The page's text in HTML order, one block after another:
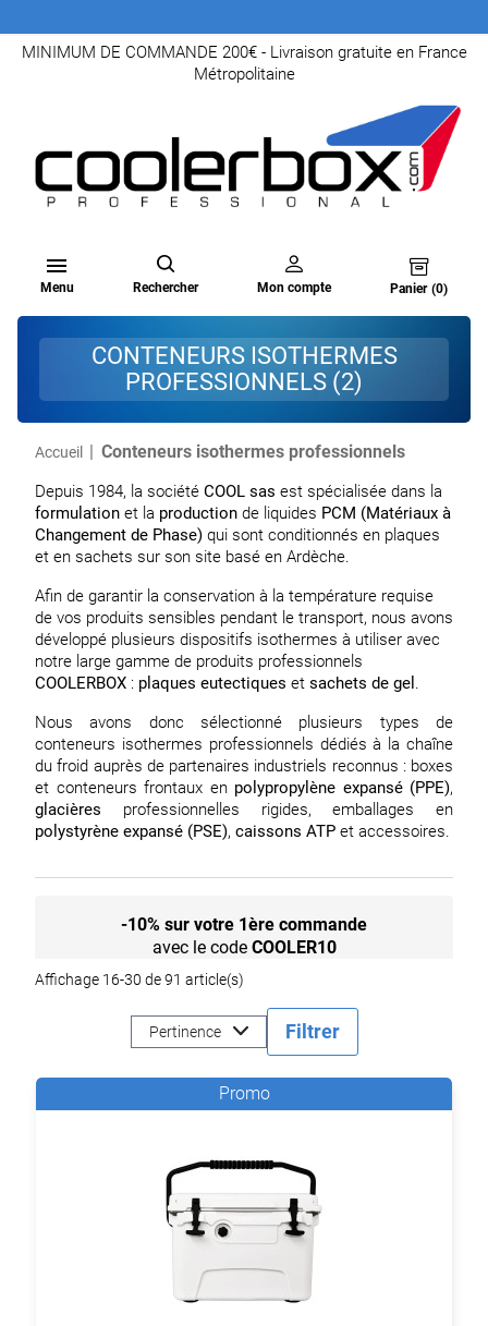
MINIMUM DE COMMANDE 200€ - Livraison gratuite en France
Métropolitaine

Menu Rechercher Mon compte Panier (0)
CONTENEURS ISOTHERMES
PROFESSIONNELS (2)
Accueil Conteneurs isothermes professionnels
Depuis 1984, la société COOL sas est spécialisée dans la
formulation et la production de liquides PCM (Matériaux à
Changement de Phase) qui sont conditionnés en plaques
et en sachets sur son site basé en Ardèche.
Afin de garantir la conservation à la température requise
de vos produits sensibles pendant le transport, nous avons
développé plusieurs dispositifs isothermes à utiliser avec
notre large gamme de produits professionnels
COOLERBOX : plaques eutectiques et sachets de gel .
Nous avons donc sélectionné plusieurs types de
conteneurs isothermes professionnels dédiés à la chaîne
du froid auprès de partenaires industriels reconnus : boxes
et conteneurs frontaux en polypropylène expansé (PPE),
glacières professionnelles rigides, emballages en
polystyrène expansé (PSE), caissons ATP et accessoires.
-10% sur votre 1ère commande
avec le code COOLER10
Affichage 16-30 de 91 article(s)
Pertinence Filtrer
Promo